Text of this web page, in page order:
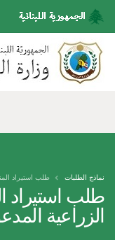
طلب استيراد
الزراعية
نماذج الطلبات طلب استيراد